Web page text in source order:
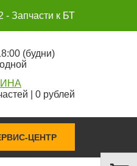
- Запчасти к БТ
(будни)
0 рублей
ЦЕНТР